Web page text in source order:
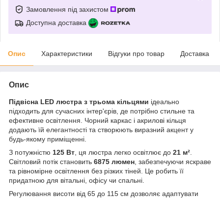
Замовлення під захистом
Доступна доставка
Опис Характеристики Відгуки про товар Доставка
Опис
Підвісна LED люстра з трьома кільцями ідеально
підходить для сучасних інтер'єрів, де потрібно стильне та
ефективне освітлення. Чорний каркас і акрилові кільця
додають їй елегантності та створюють виразний акцент у
будь-якому приміщенні.
З потужністю 125 Вт , ця люстра легко освітлює до 21 м²
Світловий потік становить 6875 люмен , забезпечуючи яскраве
та рівномірне освітлення без різких тіней. Це робить її
придатною для вітальні, офісу чи спальні.
Регулювання висоти від 65 до 115 см дозволяє адаптувати